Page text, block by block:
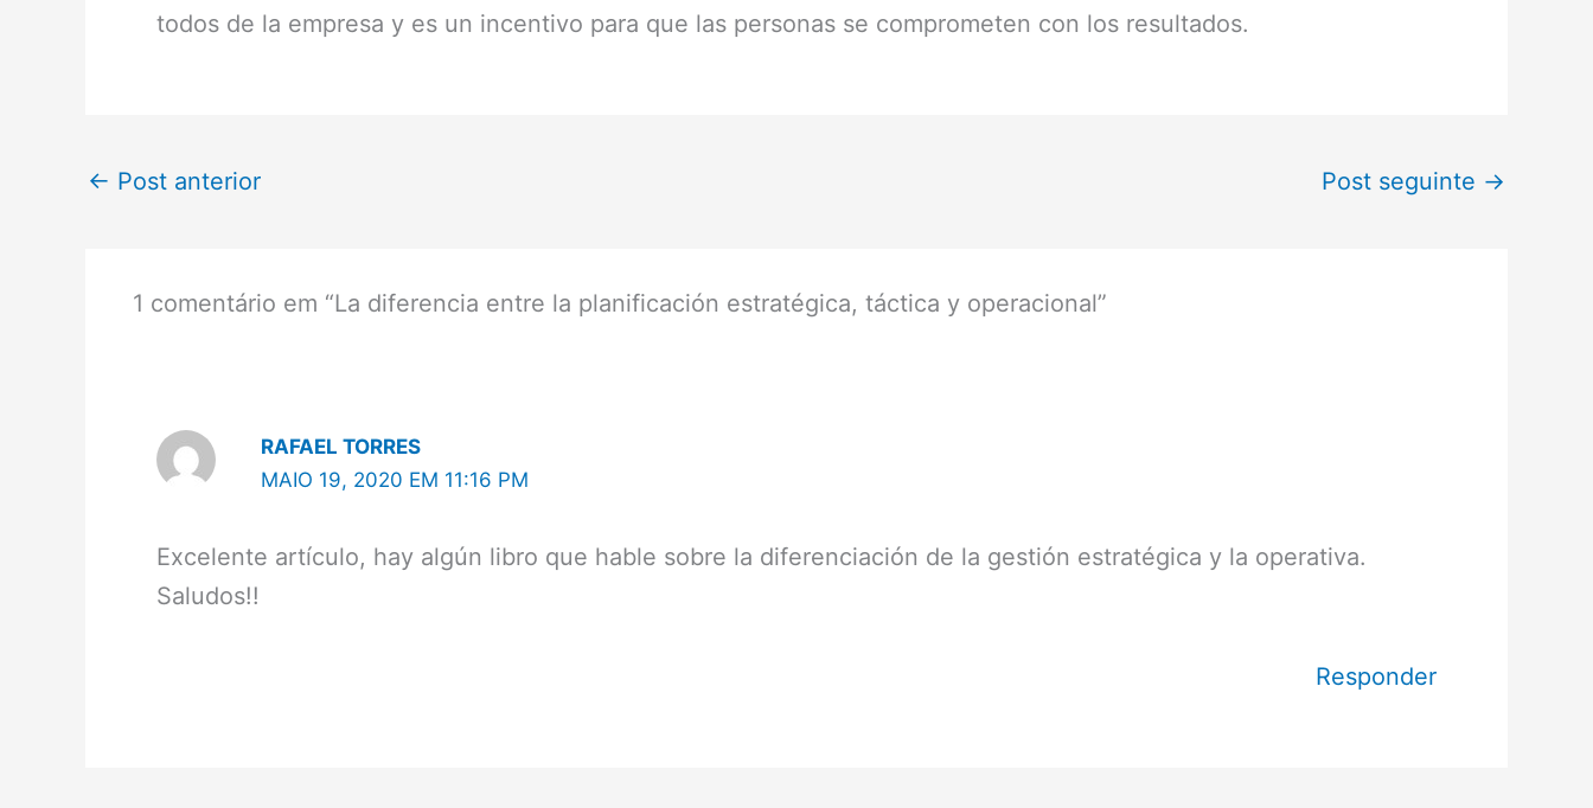
todos de la empresa y es un incentivo para que las personas se comprometen con los resultados.
← Post anterior Post seguinte →
1 comentário em “La diferencia entre la planificación estratégica, táctica y operacional”
RAFAEL TORRES
MAIO 19, 2020 EM 11:16 PM
Excelente artículo, hay algún libro que hable sobre la diferenciación de la gestión estratégica y la operativa.
Saludos!!
Responder